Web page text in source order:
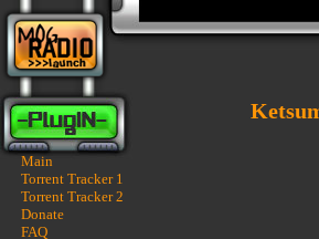
Main
Torrent Tracker 1
Torrent Tracker 2
Donate
FAQ